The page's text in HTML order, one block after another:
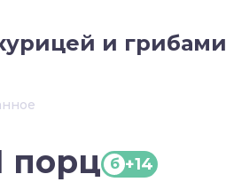
и грибами
порц б +14